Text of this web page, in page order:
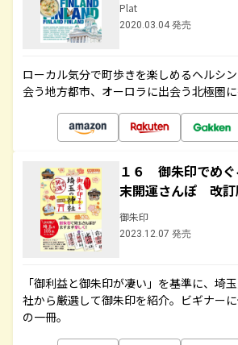
Plat
2020.03.04 発売
ローカル気分で町歩きを楽しめるヘルシ
会う地方都市、オーロラに出会う北極圏
１６ 御朱印でめ
末開運さんぽ 改訂
御朱印
2023.12.07 発売
「御利益と御朱印が凄い」を基準に、埼
社から厳選して御朱印を紹介。ビギナー
の一冊。